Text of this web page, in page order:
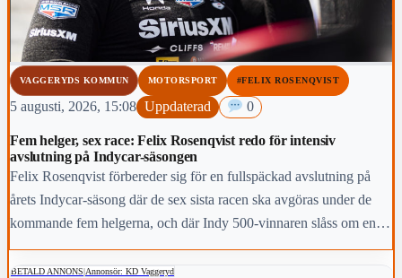
VAGGERYDS KOMMUN MOTORSPORT #FELIX ROSENQVIST
5 augusti, 2026, 15:08 Uppdaterad 0
Fem helger, sex race: Felix Rosenqvist redo för intensiv
avslutning på Indycar-säsongen
Felix Rosenqvist förbereder sig för en fullspäckad avslutning på
årets Indycar-säsong där de sex sista racen ska avgöras under de
kommande fem helgerna, och där Indy 500-vinnaren slåss om en
topp-fem-placering i den slutliga mästerskapstabellen.
BETALD ANNONS|Annonsör: KD Vaggeryd